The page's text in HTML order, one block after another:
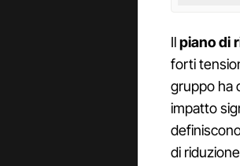
Ilpiano di
forti
gruppo ha
impatto
di